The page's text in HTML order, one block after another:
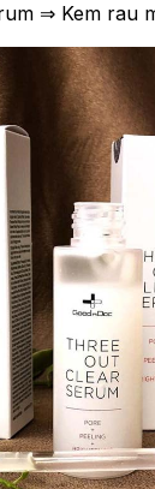
⇒ Kem rau